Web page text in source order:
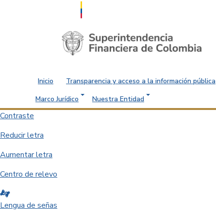
Saltar al contenido principal
Inicio Transparencia y acceso a la información pública
Marco Jurídico
Nuestra Entidad
Contraste
Reducir letra
Aumentar letra
Centro de relevo
Lengua de señas